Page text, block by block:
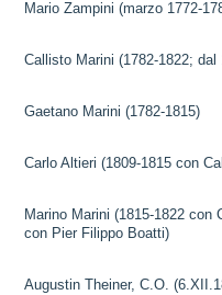
Mario Zampini (marzo 1772-
Callisto Marini (1782-1822;
Gaetano Marini (1782-1815)
Carlo Altieri (1809-1815 con
Marino Marini (1815-1822 con
con Pier Filippo Boatti)
Augustin Theiner, C.O.